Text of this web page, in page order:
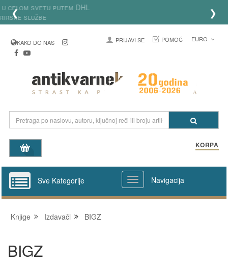
❮
Dostava knjiga u celom svetu putem DHL
❯
KAKO DO NAS PRIJAVI SE POMOĆ EURO
KORPA
Sve Kategorije Navigacija
Knjige Izdavači BIGZ
BIGZ